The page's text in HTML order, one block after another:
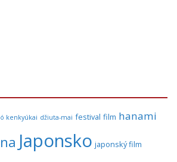
kenkyúkai džiuta-mai festival film hanami
Japonsko japonský film